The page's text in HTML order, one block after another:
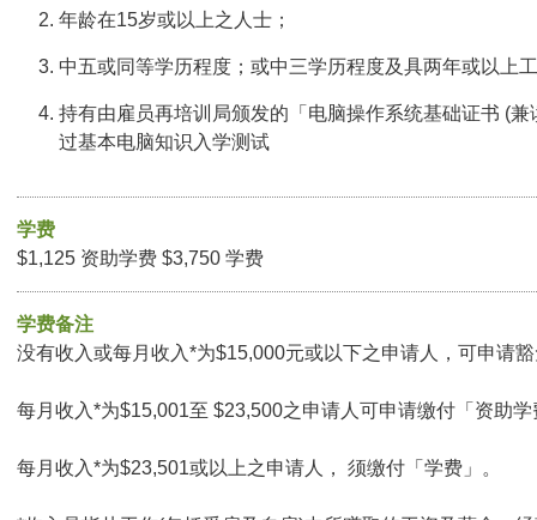
年龄在15岁或以上之人士；
中五或同等学历程度；或中三学历程度及具两年或以上
持有由雇员再培训局颁发的「电脑操作系统基础证书 (
过基本电脑知识入学测试
学费
$1,125 资助学费 $3,750 学费
学费备注
没有收入或每月收入*为$15,000元或以下之申请人，可申请
每月收入*为$15,001至 $23,500之申请人可申请缴付「资助学
每月收入*为$23,501或以上之申请人， 须缴付「学费」。